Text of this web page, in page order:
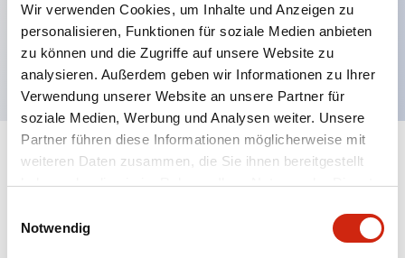
Wir verwenden Cookies, um Inhalte und Anzeigen zu
personalisieren, Funktionen für soziale Medien anbieten
zu können und die Zugriffe auf unsere Website zu
analysieren. Außerdem geben wir Informationen zu Ihrer
Verwendung unserer Website an unsere Partner für
soziale Medien, Werbung und Analysen weiter. Unsere
Partner führen diese Informationen möglicherweise mit
weiteren Daten zusammen, die Sie ihnen bereitgestellt
haben oder die sie im Rahmen Ihrer Nutzung der Dienste
Notwendig
eine hochsichere Stiftzuhaltungsstruktur
Schutzart IP65 (IEC60529)
Spezifikationen Alle erweitern